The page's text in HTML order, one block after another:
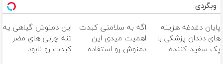
وبگردی
پایان دغدغه هزینه
های دندان پزشکی با
پک سفید کننده
اگه به سلامتی کبدت
اهمیت میدی این
دمنوش رو استفاده
این دمنوش گیاهی یه
تنه چربی های مضر
کبدت رو نابود